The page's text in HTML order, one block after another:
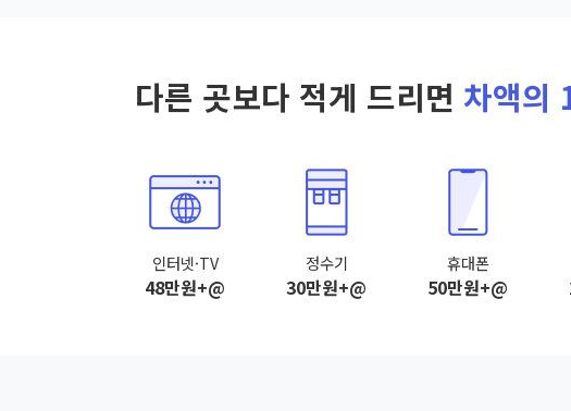
다른 곳보다 적게 드리면 차액의
인터넷·TV
48만원+@
정수기
30만원+@
휴대폰
50만원+@